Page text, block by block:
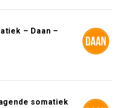
– Daan –
somatiek